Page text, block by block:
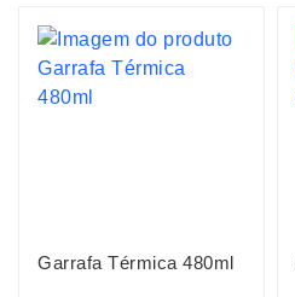
Garrafa Térmica 480ml